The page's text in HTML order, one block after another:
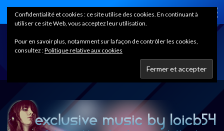
Home
Confidentialité et cookies : ce site utilise des cookies. En continuant à
utiliser ce site Web, vous acceptez leur utilisation.
Pour en savoir plus, notamment sur la façon de contrôler les cookies,
consultez :Politique relative aux cookies